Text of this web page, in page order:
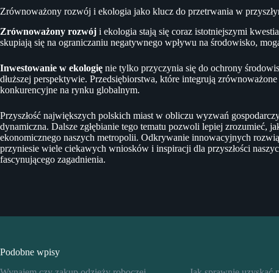
Zrównoważony rozwój i ekologia jako klucz do przetrwania w
Zrównoważony rozwój i ekologia stają się coraz istotniejszymi
skupiają się na ograniczaniu negatywnego wpływu na środowisko,
Inwestowanie w ekologię nie tylko przyczynia się do ochrony
dłuższej perspektywie. Przedsiębiorstwa, które integrują
konkurencyjne na rynku globalnym.
Przyszłość największych polskich miast w obliczu wyzwań
dynamiczna. Dalsze zgłębianie tego tematu pozwoli lepiej zrozumieć,
ekonomicznego naszych metropolii. Odkrywanie innowacyjnych
przyniesie wiele ciekawych wniosków i inspiracji dla przyszłości
fascynującego zagadnienia.
Podobne wpisy